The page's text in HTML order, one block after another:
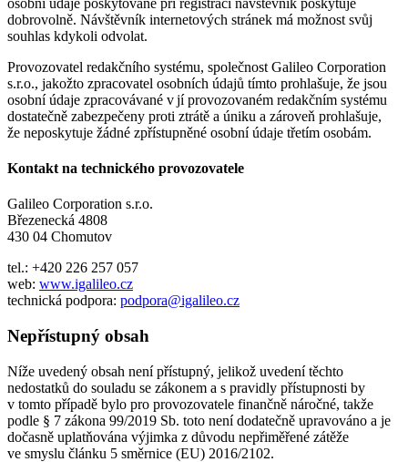
osobní údaje poskytované při registraci návštěvník poskytuje
dobrovolně. Návštěvník internetových stránek má možnost svůj
souhlas kdykoli odvolat.
Provozovatel redakčního systému, společnost Galileo Corporation
s.r.o., jakožto zpracovatel osobních údajů tímto prohlašuje, že jsou
osobní údaje zpracovávané v jí provozovaném redakčním systému
dostatečně zabezpečeny proti ztrátě a úniku a zároveň prohlašuje,
že neposkytuje žádné zpřístupněné osobní údaje třetím osobám.
Kontakt na technického provozovatele
Galileo Corporation s.r.o.
Březenecká 4808
430 04 Chomutov
tel.: +420 226 257 057
web: www.igalileo.cz
technická podpora: podpora@igalileo.cz
Nepřístupný obsah
Níže uvedený obsah není přístupný, jelikož uvedení těchto
nedostatků do souladu se zákonem a s pravidly přístupnosti by
v tomto případě bylo pro provozovatele finančně náročné, takže
podle § 7 zákona 99/2019 Sb. toto není dodatečně upravováno a je
dočasně uplatňována výjimka z důvodu nepřiměřené zátěže
ve smyslu článku 5 směrnice (EU) 2016/2102.